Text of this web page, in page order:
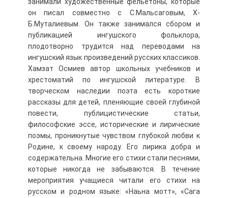
он писал совместно с С.Мальсаговым, Х-
Б.Муталиевым. Он также занимался сбором и
публикацией ингушского фольклора,
плодотворно трудится над переводами на
ингушский язык произведений русских классиков.
Хамзат Осмиев автор школьных учебников и
хрестоматий по ингушской литературе. В
творческом наследии поэта есть короткие
рассказы для детей, пленяющие своей глубиной
повести, публицистические статьи,
философские эссе, исторические и лирические
поэмы, проникнутые чувством глубокой любви к
Родине, к своему народу. Его лирика добра и
содержательна. Многие его стихи стали песнями,
которые никогда не забываются. В течение
мероприятия учащиеся читали его стихи на
русском и родном языке: «Наьна мотт», «Сага